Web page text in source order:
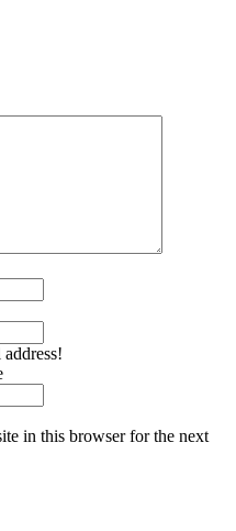
in this browser for the next